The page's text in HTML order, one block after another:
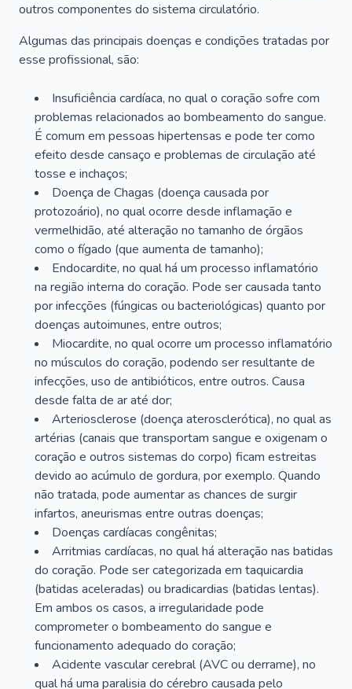
outros componentes do sistema circulatório.
Algumas das principais doenças e condições tratadas por
esse profissional, são:
Insuficiência cardíaca, no qual o coração sofre com
problemas relacionados ao bombeamento do sangue.
É comum em pessoas hipertensas e pode ter como
efeito desde cansaço e problemas de circulação até
tosse e inchaços;
Doença de Chagas (doença causada por
protozoário), no qual ocorre desde inflamação e
vermelhidão, até alteração no tamanho de órgãos
como o fígado (que aumenta de tamanho);
Endocardite, no qual há um processo inflamatório
na região interna do coração. Pode ser causada tanto
por infecções (fúngicas ou bacteriológicas) quanto por
doenças autoimunes, entre outros;
Miocardite, no qual ocorre um processo inflamatório
no músculos do coração, podendo ser resultante de
infecções, uso de antibióticos, entre outros. Causa
desde falta de ar até dor;
Arteriosclerose (doença aterosclerótica), no qual as
artérias (canais que transportam sangue e oxigenam o
coração e outros sistemas do corpo) ficam estreitas
devido ao acúmulo de gordura, por exemplo. Quando
não tratada, pode aumentar as chances de surgir
infartos, aneurismas entre outras doenças;
Doenças cardíacas congênitas;
Arritmias cardíacas, no qual há alteração nas batidas
do coração. Pode ser categorizada em taquicardia
(batidas aceleradas) ou bradicardias (batidas lentas).
Em ambos os casos, a irregularidade pode
comprometer o bombeamento do sangue e
funcionamento adequado do coração;
Acidente vascular cerebral (AVC ou derrame), no
qual há uma paralisia do cérebro causada pelo